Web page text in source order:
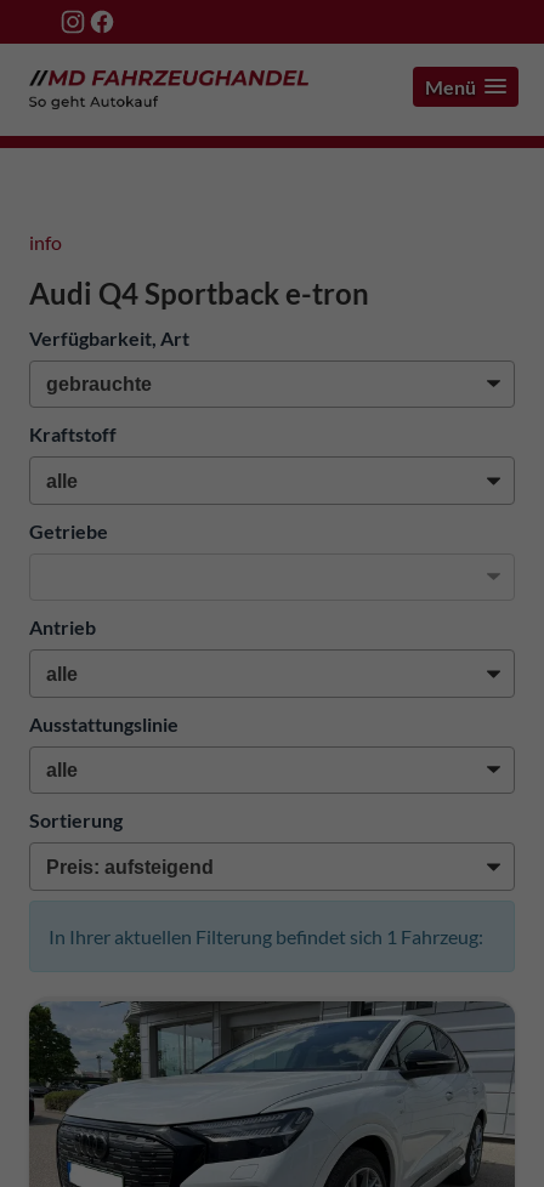
Menü
info
Audi Q4 Sportback e-tron
Verfügbarkeit, Art
Kraftstoff
Getriebe
Antrieb
Ausstattungslinie
Sortierung
In Ihrer aktuellen Filterung befindet sich 1 Fahrzeug: